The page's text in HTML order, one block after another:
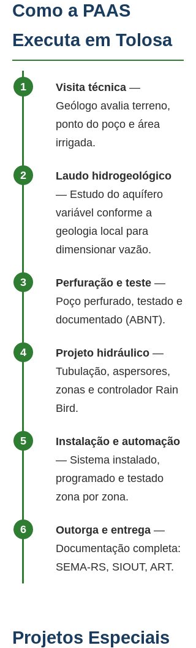
Como a PAAS
Executa em Tolosa
Visita técnica —
Geólogo avalia terreno,
ponto do poço e área
irrigada.
Laudo hidrogeológico
— Estudo do aquífero
variável conforme a
geologia local para
dimensionar vazão.
Perfuração e teste —
Poço perfurado, testado e
documentado (ABNT).
Projeto hidráulico —
Tubulação, aspersores,
zonas e controlador Rain
Bird.
Instalação e automação
— Sistema instalado,
programado e testado
zona por zona.
Outorga e entrega —
Documentação completa:
SEMA-RS, SIOUT, ART.
Projetos Especiais